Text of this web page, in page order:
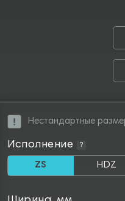
Нестандартные
Исполнение ?
ZS HDZ